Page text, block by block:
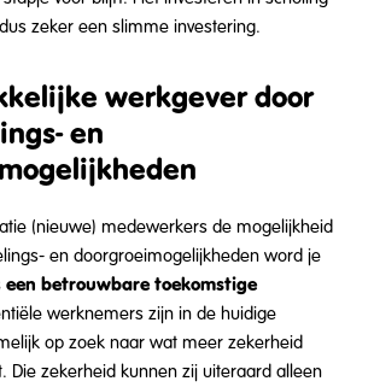
zeker een slimme investering.
werkgever door
en
(nieuwe) medewerkers de mogelijkheid
en doorgroeimogelijkheden word je
een betrouwbare toekomstige
werknemers zijn in de huidige
op zoek naar wat meer zekerheid
Die zekerheid kunnen zij uiteraard alleen